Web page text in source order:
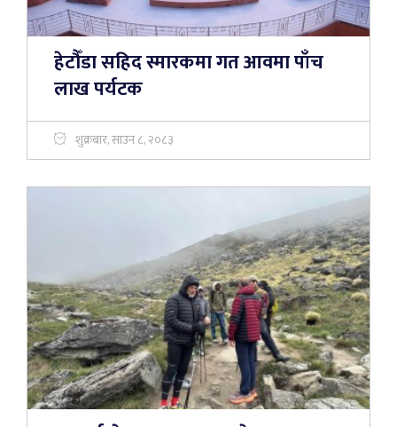
हेटौँडा सहिद स्मारकमा गत आवमा पाँच
लाख पर्यटक
शुक्रबार, साउन ८, २०८३